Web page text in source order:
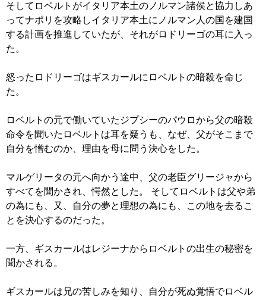
そしてロベルトがイタリア本土のノルマン諸侯と協力しあ
ってナポリを攻略しイタリア本土にノルマン人の国を建国
する計画を推進していたが、それがロドリーゴの耳に入っ
た。
怒ったロドリーゴはギスカールにロベルトの暗殺を命じ
た。
ロベルトの元で働いていたジプシーのパウロから父の暗殺
命令を聞いたロベルトは耳を疑うも、なぜ、父がそこまで
自分を憎むのか、理由を母に問う決心をした。
マルゲリータの元へ向かう途中、父の老臣グリージャから
すべてを聞かされ、愕然とした。 そしてロベルトは父や弟
の為にも、又、自分の夢と理想の為にも、この地を去るこ
とを決心するのだった。
一方、ギスカールはレジーナからロベルトの出生の秘密を
聞かされる。
ギスカールは兄の苦しみを知り、自分が死ぬ覚悟でロベル